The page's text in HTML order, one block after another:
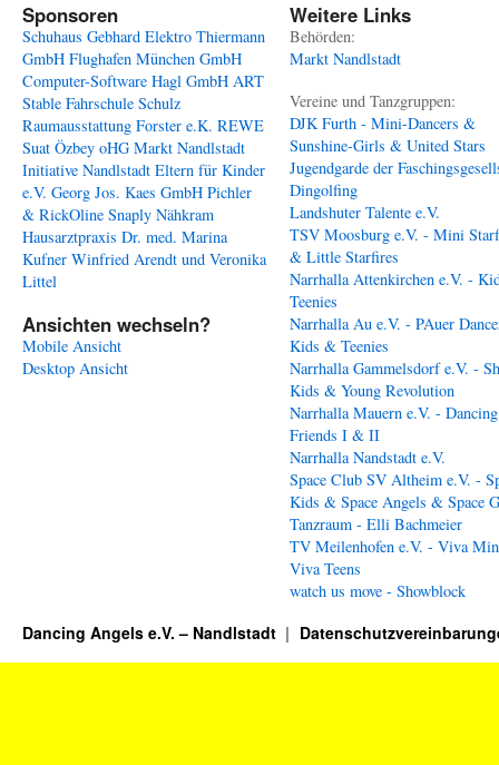
Sponsoren
Schuhaus Gebhard Elektro Thiermann
GmbH Flughafen München GmbH
Computer-Software Hagl GmbH ART
Stable Fahrschule Schulz
Raumausstattung Forster e.K. REWE
Suat Özbey oHG Markt Nandlstadt
Initiative Nandlstadt Eltern für Kinder
e.V. Georg Jos. Kaes GmbH Pichler
& RickOline Snaply Nähkram
Hausarztpraxis Dr. med. Marina
Kufner Winfried Arendt und Veronika
Littel
Ansichten wechseln?
Mobile Ansicht
Desktop Ansicht
Weitere Links
Behörden:
Markt Nandlstadt
Vereine und Tanzgruppen:
DJK Furth - Mini-Dancers &
Sunshine-Girls & United Stars
Jugendgarde der
Dingolfing
Landshuter Talente e.V.
TSV Moosburg e.V. - Mini
& Little Starfires
Narrhalla Attenkirchen e.V. -
Teenies
Narrhalla Au e.V. - PAuer
Kids & Teenies
Narrhalla Gammelsdorf e.V. -
Kids & Young Revolution
Narrhalla Mauern e.V. - Dancing
Friends I & II
Narrhalla Nandstadt e.V.
Space Club SV Altheim e.V. -
Kids & Space Angels & Space
Tanzraum - Elli Bachmeier
TV Meilenhofen e.V. - Viva
Viva Teens
watch us move - Showblock
Dancing Angels e.V. – Nandlstadt